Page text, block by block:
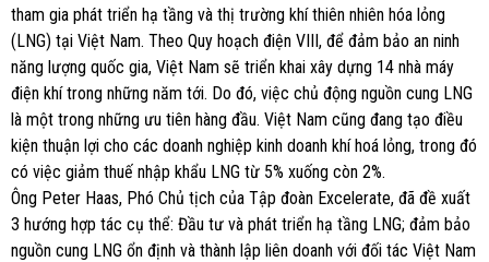
tham gia phát triển hạ tầng và thị trường khí thiên nhiên hóa lỏng
(LNG) tại Việt Nam. Theo Quy hoạch điện VIII, để đảm bảo an ninh
năng lượng quốc gia, Việt Nam sẽ triển khai xây dựng 14 nhà máy
điện khí trong những năm tới. Do đó, việc chủ động nguồn cung LNG
là một trong những ưu tiên hàng đầu. Việt Nam cũng đang tạo điều
kiện thuận lợi cho các doanh nghiệp kinh doanh khí hoá lỏng, trong đó
có việc giảm thuế nhập khẩu LNG từ 5% xuống còn 2%.
Ông Peter Haas, Phó Chủ tịch của Tập đoàn Excelerate, đã đề xuất
3 hướng hợp tác cụ thể: Đầu tư và phát triển hạ tầng LNG; đảm bảo
nguồn cung LNG ổn định và thành lập liên doanh với đối tác Việt Nam